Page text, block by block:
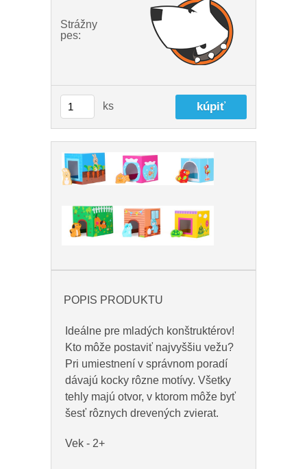
Strážny
pes:
ks
POPIS PRODUKTU
Ideálne pre mladých konštruktérov!
Kto môže postaviť najvyššiu vežu?
Pri umiestnení v správnom poradí
dávajú kocky rôzne motívy. Všetky
tehly majú otvor, v ktorom môže byť
šesť rôznych drevených zvierat.
Vek - 2+